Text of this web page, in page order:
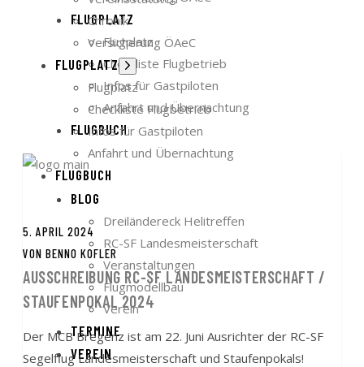
FLUGPLATZ
Flugplatz
Checkliste Flugbetrieb
Infos für Gastpiloten
Anfahrt und Übernachtung
FLUGBUCH
BLOG
Dreiländereck Helitreffen
RC-SF Landesmeisterschaft
Veranstaltungen
Flugmodellbau
Verein
TERMINE
VEREIN
Chronik
Versicherung ÖAeC
FLUGPLATZ Untermenü
anzeigen
Flugplatz
Checkliste Flugbetrieb
Infos für Gastpiloten
Anfahrt und Übernachtung
FLUGBUCH
5. APRIL 2024
VON BENNO KOFLER
AUSSCHREIBUNG RC-SF LANDESMEISTERSCHAFT /
STAUFENPOKAL 2024
Der MCB Bregenz ist am 22. Juni Ausrichter der RC-SF
Segelflug Landesmeisterschaft und Staufenpokals!